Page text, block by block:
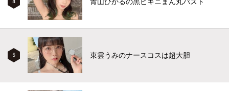
5 東雲うみのナースコスは超大胆